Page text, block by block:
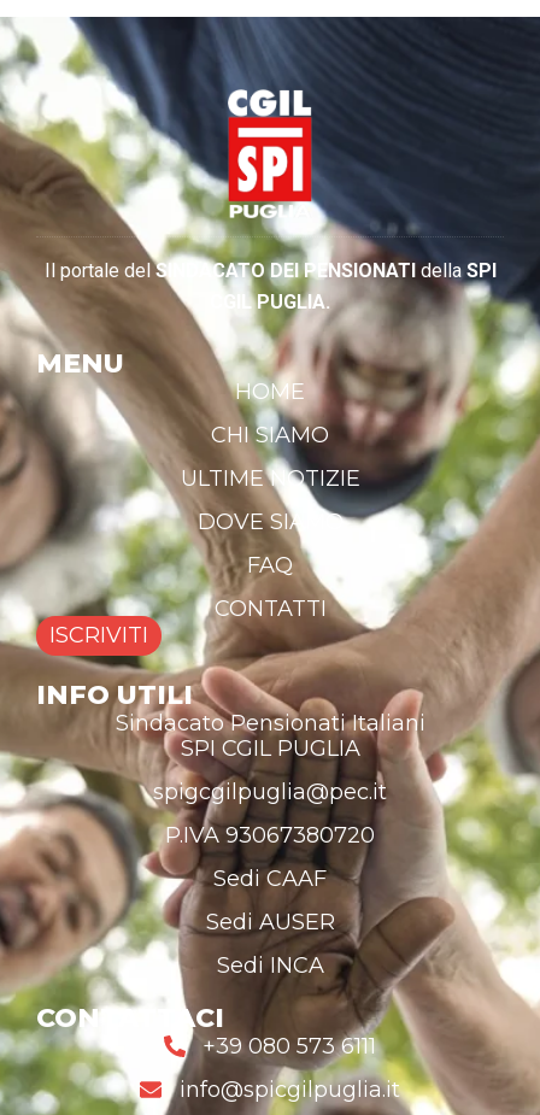
Il portale delSINDACATO DEI PENSIONATIdellaSPI
CGIL PUGLIA.
MENU
HOME
CHI SIAMO
ULTIME NOTIZIE
DOVE SIAMO
FAQ
CONTATTI
ISCRIVITI
INFO UTILI
Sindacato Pensionati Italiani
SPI CGIL PUGLIA
spigcgilpuglia@pec.it
P.IVA 93067380720
Sedi CAAF
Sedi AUSER
Sedi INCA
CONTATTACI
+39 080 573 6111
info@spicgilpuglia.it